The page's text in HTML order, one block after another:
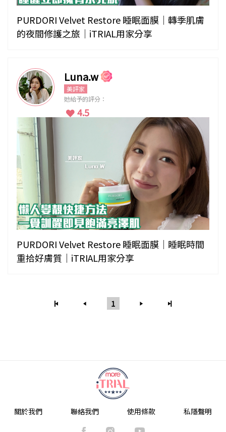
PURDORI Velvet Restore 睡眠面膜｜轉季肌膚
的夜間修護之旅｜iTRIAL用家分享
Luna.w
美評家
她給予的評分：
4.5
PURDORI Velvet Restore 睡眠面膜｜睡眠時間
重拾好膚質｜iTRIAL用家分享
1
關於我們 聯絡我們 使用條款 私隱聲明